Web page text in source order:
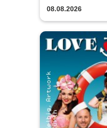
08.08.2026